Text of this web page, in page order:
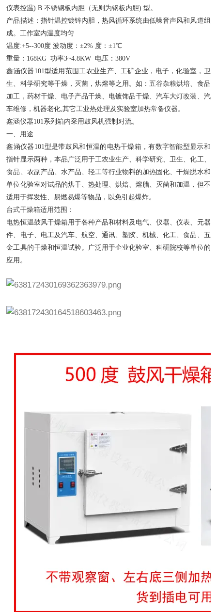
仪表控温) B 不锈钢板内胆（无则为钢板内胆) 型。
产品描述：指针温控镀锌内胆，热风循环系统由低噪音声风和风道组
成。工作室内温度均匀
温度:+5--300度 波动度：±2% 度：±1℃
重量：168KG 功率3~4.8KW 电压：380V
鑫涵仪器 101型适用范围工农业生产、工矿企业，电子，化验室，卫
生、科学研究等干燥，灭菌，烘熔等之用 。如：五谷杂粮烘培、食品
加工，药材干燥、电子产品干燥、电镀饰品干燥、汽车大灯改装、汽
车维修，机器老化,其它工业热处理及实验室加热常备仪器。
鑫涵仪器101系列箱内采用鼓风机强制对流。
一、用途
鑫涵仪器 101型是带鼓风和恒温的电热干燥箱，有数字智能型显示和
指针显示两种，本品广泛用于工农业生产、科学研究、卫生、化工、
食品、农副产品、水产品、轻工等行业物料的加热固化、干燥脱水和
单位化验室对试品的烘干、热处理、烘焙、熔腊、灭菌和加温，但不
适用于挥发性、易燃易爆等物品，以免引起爆炸。
台式干燥箱适用范围：
电热恒温鼓风干燥箱用于各种产品和材料及电气、仪器、仪表、元器
件、电子、电工及汽车、航空、通讯、塑胶、机械、化工、食品、五
金工具的干燥和恒温试验。广泛用于企业化验室、科研院校等单位的
应用。